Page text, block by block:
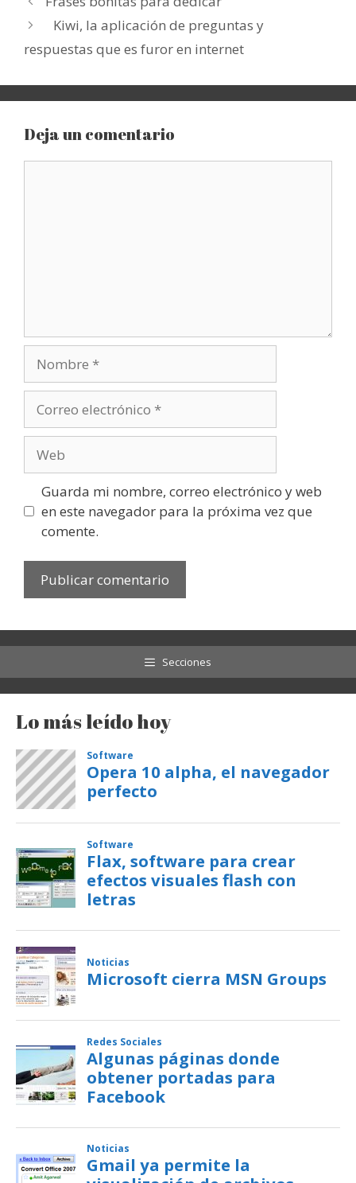
Kiwi, la aplicación de preguntas y
respuestas que es furor en internet
Deja un comentario
electrónico
Guarda mi nombre, correo electrónico y web
en este navegador para la próxima vez que
comente.
Secciones
Lo más leído hoy